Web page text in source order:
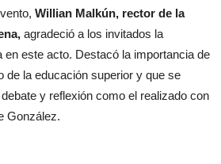
Willian Malkún, rector de la
agradeció a los invitados la
en este acto. Destacó la importancia de
de la educación superior y que se
y reflexión como el realizado con
González.